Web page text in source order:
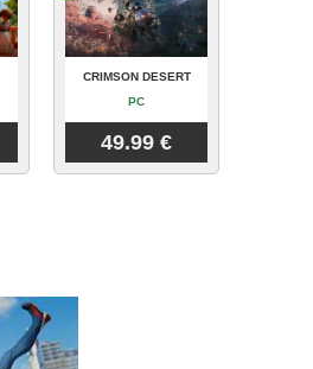
CRIMSON DESERT
PC
49.99 €